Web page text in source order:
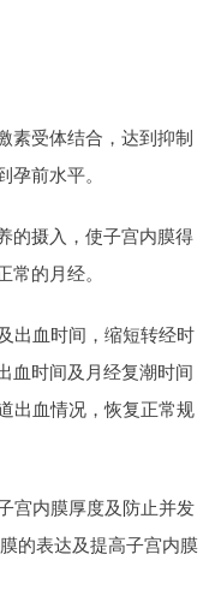
素受体结合，达到抑制
前水平。
的摄入，使子宫内膜得
的月经。
出血时间，缩短转经时
血时间及月经复潮时间
出血情况，恢复正常规
宫内膜厚度及防止并发
的表达及提高子宫内膜